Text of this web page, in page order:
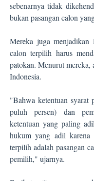
sebenarnya tidak
bukan pasangan calon
Mereka juga
calon terpilih harus
patokan. Menurut mereka,
Indonesia.
"Bahwa ketentuan syarat
puluh persen) dan
ketentuan yang paling
hukum yang adil karena
terpilih adalah pasangan
pemilih," ujarnya.